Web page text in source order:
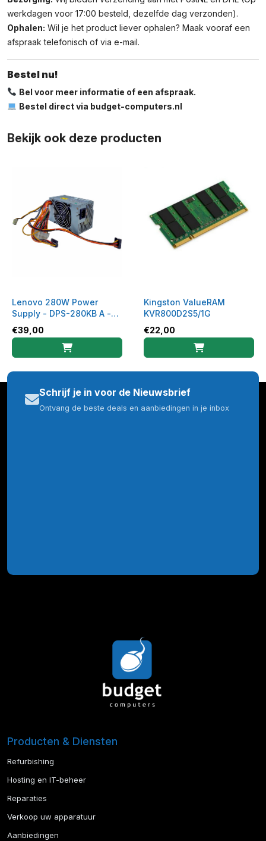
werkdagen voor 17:00 besteld, dezelfde dag verzonden).
Ophalen: Wil je het product liever ophalen? Maak vooraf een
afspraak telefonisch of via e-mail.
Bestel nu!
Bel voor meer informatie of een afspraak.
Bestel direct via budget-computers.nl
Bekijk ook deze producten
Lenovo 280W Power
Supply - DPS-280KB A -
45J9425 / 45J9423
€39,00
Kingston ValueRAM
KVR800D2S5/1G
€22,00
Schrijf je in voor de Nieuwsbrief
Ontvang de beste deals en aanbiedingen in je inbox
Producten & Diensten
Refurbishing
Hosting en IT-beheer
Reparaties
Verkoop uw apparatuur
Aanbiedingen